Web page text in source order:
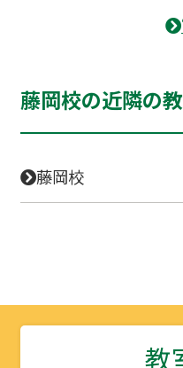
藤岡校の近隣の
藤岡校
教